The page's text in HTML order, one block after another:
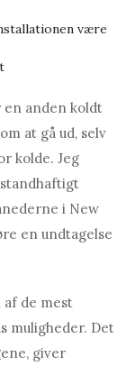
være
en anden koldt
at gå ud, selv
kolde. Jeg
i New
en undtagelse
af ​​de mest
muligheder. Det
giver